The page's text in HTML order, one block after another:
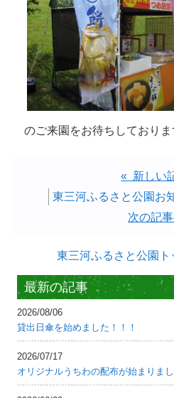
のご来園をお待ちしておりま
« 新しい
東三河ふるさと公園お
次の記
東三河ふるさと公園ト
最新の記事
2026/08/06
貸出日傘を始めました！！！
2026/07/17
オリジナルうちわの配布が始まりま